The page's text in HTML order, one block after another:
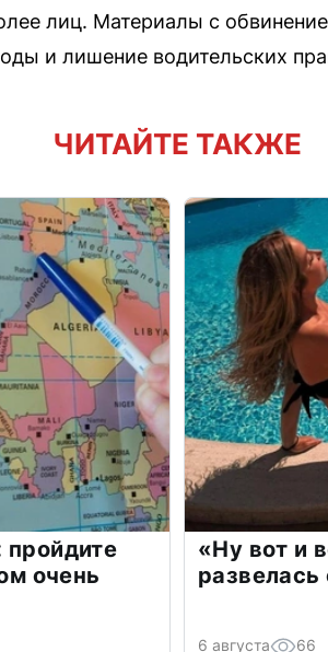
лиц. Материалы с
и лишение водительских
ЧИТАЙТЕ ТАКЖЕ
очень
«Ну вот и
6 августа 66